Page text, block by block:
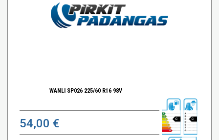
WANLI SP026 225/60 R16 98V
54,00 € C C